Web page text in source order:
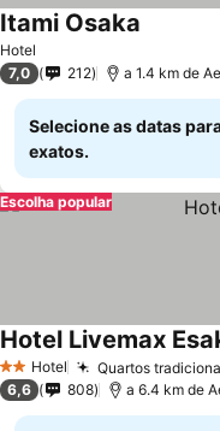
Hotel
Itami Osaka
7,0 212 a 1.4 km de
Selecione as datas
exatos.
Escolha popular
2 Estrelas
Hotel Quartos
Hotel Livemax
6,6 808 a 6.4 km de